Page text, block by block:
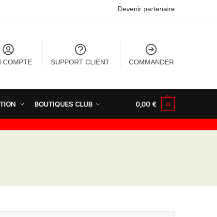
Devenir partenaire
COMPTE
SUPPORT CLIENT COMMANDER
BOUTIQUES CLUB 0,00€ 0